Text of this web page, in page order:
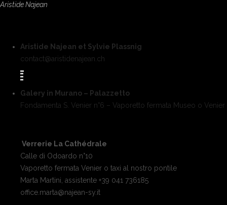
Aristide Najean
Aristide Najean et Sylvie Plassnig
contact@aristidenajean.ch
Galery in Murano – Palazzetto
Fondamenta S. Venier n°6 – Vaporetto fermata Museo o Venier
Verrerie La Cathédrale
Calle di Odoardo n°10
Vaporetto fermata Venier o taxi al nostro pontile
Marta Martini, assistente +39 041 736185
office.marta@najean-sy.it